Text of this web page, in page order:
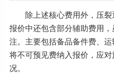
除上述核心费用外，压
报价中还包含部分辅助费用
注。主要包括备品备件费、
将不可预见费纳入报价，应
况。